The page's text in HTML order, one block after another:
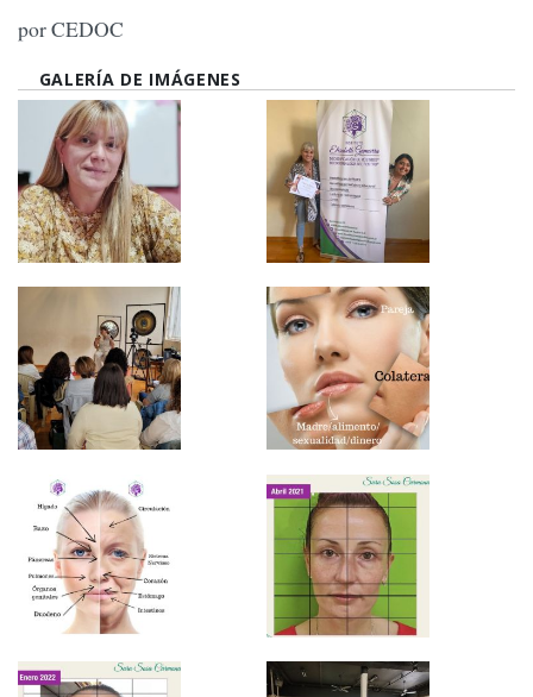
por CEDOC
GALERÍA DE IMÁGENES